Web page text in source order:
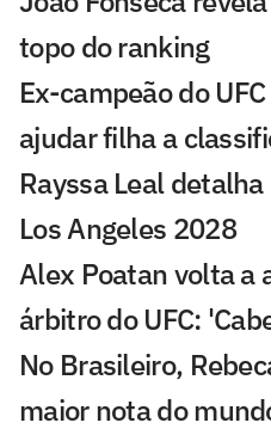
topo do ranking
Ex-campeão do
ajudar filha a
Rayssa Leal
Los Angeles 2028
Alex Poatan volta a
árbitro do UFC:
No Brasileiro,
maior nota do